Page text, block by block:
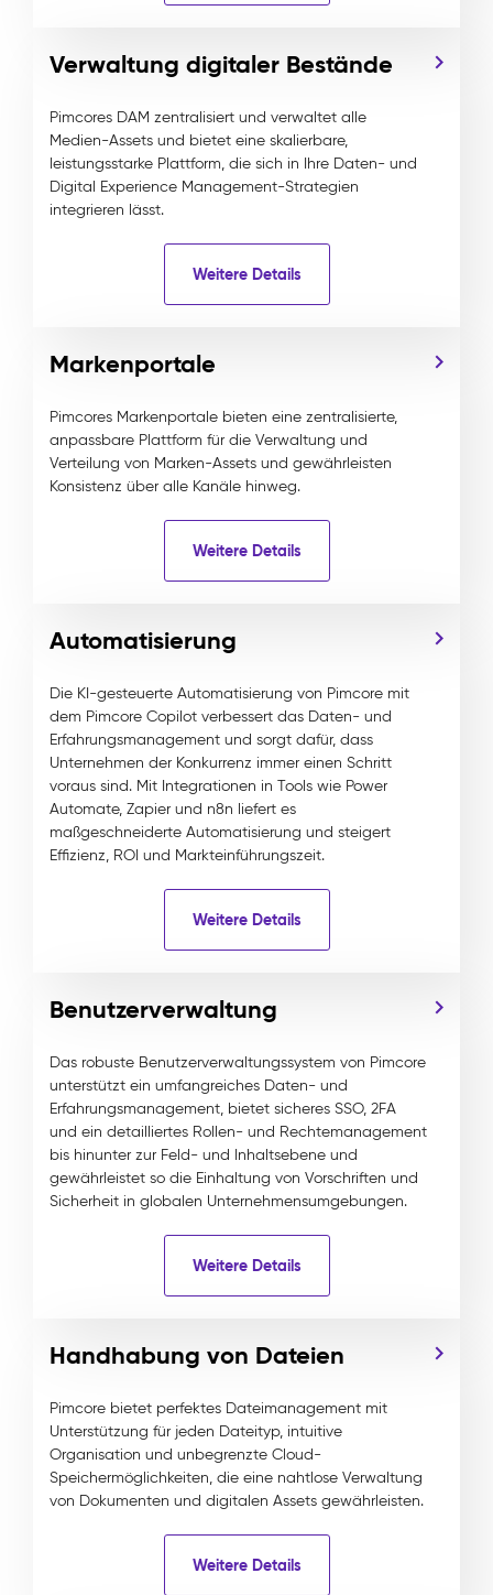
Verwaltung digitaler Bestände
Pimcores DAM zentralisiert und verwaltet alle
Medien-Assets und bietet eine skalierbare,
leistungsstarke Plattform, die sich in Ihre Daten- und
Digital Experience Management-Strategien
integrieren lässt.
Weitere Details
Markenportale
Pimcores Markenportale bieten eine zentralisierte,
anpassbare Plattform für die Verwaltung und
Verteilung von Marken-Assets und gewährleisten
Konsistenz über alle Kanäle hinweg.
Weitere Details
Automatisierung
Die KI-gesteuerte Automatisierung von Pimcore mit
dem Pimcore Copilot verbessert das Daten- und
Erfahrungsmanagement und sorgt dafür, dass
Unternehmen der Konkurrenz immer einen Schritt
voraus sind. Mit Integrationen in Tools wie Power
Automate, Zapier und n8n liefert es
maßgeschneiderte Automatisierung und steigert
Effizienz, ROI und Markteinführungszeit.
Weitere Details
Benutzerverwaltung
Das robuste Benutzerverwaltungssystem von Pimcore
unterstützt ein umfangreiches Daten- und
Erfahrungsmanagement, bietet sicheres SSO, 2FA
und ein detailliertes Rollen- und Rechtemanagement
bis hinunter zur Feld- und Inhaltsebene und
gewährleistet so die Einhaltung von Vorschriften und
Sicherheit in globalen Unternehmensumgebungen.
Weitere Details
Handhabung von Dateien
Pimcore bietet perfektes Dateimanagement mit
Unterstützung für jeden Dateityp, intuitive
Organisation und unbegrenzte Cloud-
Speichermöglichkeiten, die eine nahtlose Verwaltung
von Dokumenten und digitalen Assets gewährleisten.
Weitere Details